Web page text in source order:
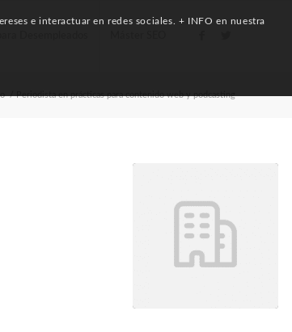
/ Periodista en prácticas para contenido web y podcasting
e interactuar en redes sociales. + INFO en nuestra